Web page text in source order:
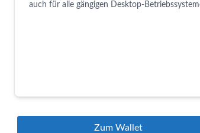
auch für alle gängigen Desktop-
Zum Wallet